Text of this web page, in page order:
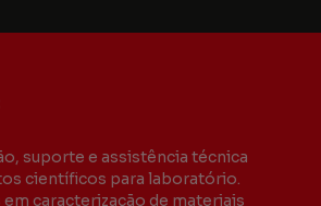
suporte e assistência técnica
científicos para laboratório.
em caracterização de materiais